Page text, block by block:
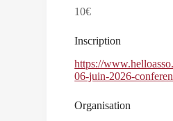
10€
Inscription
https://
06-juin-2026-
Organisation